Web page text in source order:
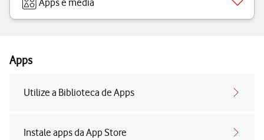
Apps e media
Apps
Utilize a Biblioteca de Apps
Instale apps da App Store